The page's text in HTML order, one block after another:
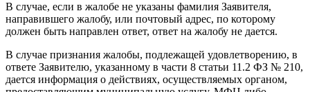
В случае, если в жалобе не указаны фамилия Заявителя,
направившего жалобу, или почтовый адрес, по которому
должен быть направлен ответ, ответ на жалобу не дается.
В случае признания жалобы, подлежащей удовлетворению, в
ответе Заявителю, указанному в части 8 статьи 11.2 ФЗ № 210,
дается информация о действиях, осуществляемых органом,